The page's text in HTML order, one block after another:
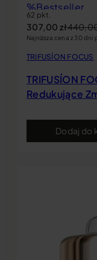
%Bestseller
62 pkt.
307,00 zł
Najniższa cena z 30 dni
TRIFUSÍON FOCUS
TRIFUSÍON
Redukujące
Dodaj do